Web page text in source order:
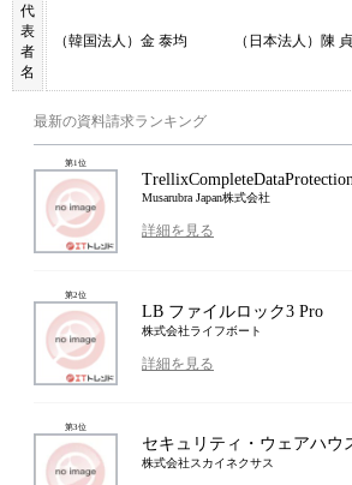
代
表
者
名
（韓国法人）金 泰均 （日本法人）陳
最新の資料請求ランキング
第1位
Musarubra Japan株式会社
詳細を見る
第2位
LB ファイルロック3 Pro
株式会社ライフボート
詳細を見る
第3位
セキュリティ・ウェアハウ
株式会社スカイネクサス